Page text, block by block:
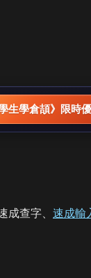
生學倉頡》限時
查字、 速成輸